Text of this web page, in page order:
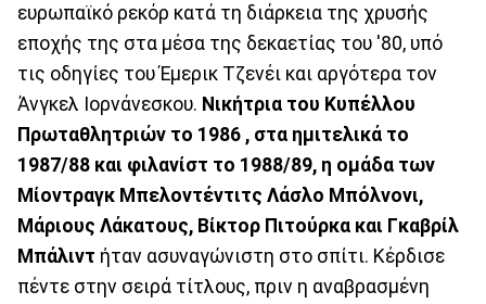
ευρωπαϊκό ρεκόρ κατά τη διάρκεια της χρυσής
εποχής της στα μέσα της δεκαετίας του '80, υπό
τις οδηγίες του Έμερικ Τζενέι και αργότερα τον
Άνγκελ Ιορνάνεσκου. Νικήτρια του Κυπέλλου
Πρωταθλητριών το 1986 , στα ημιτελικά το
1987/88 και φιλανίστ το 1988/89, η ομάδα των
Μίοντραγκ Μπελοντέντιτς Λάσλο Μπόλνονι,
Μάριους Λάκατους, Βίκτορ Πιτούρκα και Γκαβρίλ
Μπάλιντ ήταν ασυναγώνιστη στο σπίτι. Κέρδισε
πέντε στην σειρά τίτλους, πριν η αναβρασμένη